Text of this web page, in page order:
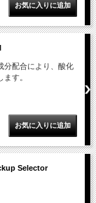
分配合により、酸化
す。
Selector